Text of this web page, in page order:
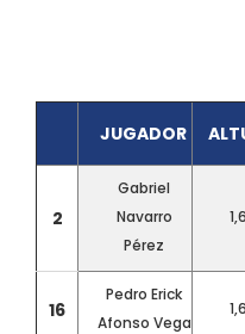
JUGADOR
2
Gabriel
Navarro
Pérez
16
Pedro Erick
Afonso Vega